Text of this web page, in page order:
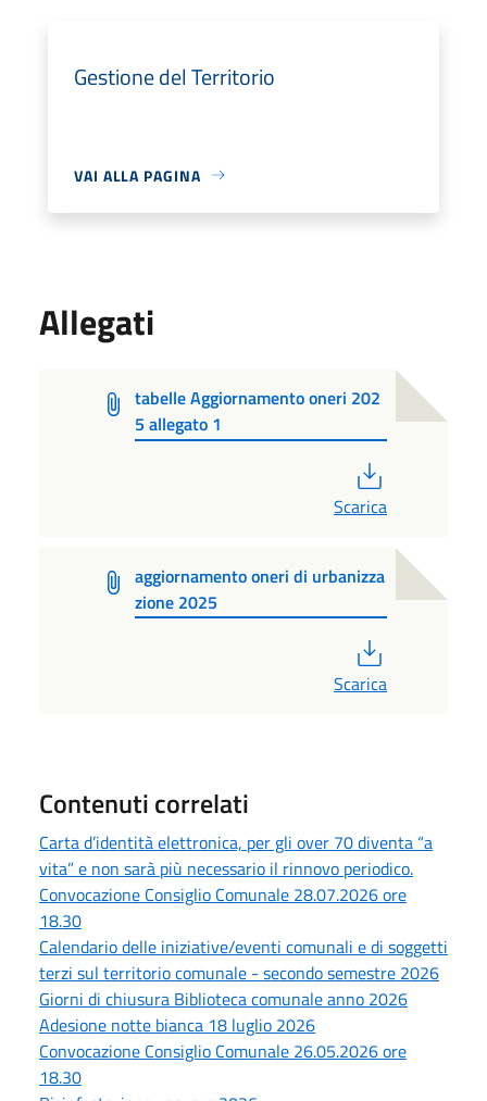
Gestione del Territorio
VAI ALLA PAGINA
Allegati
tabelle Aggiornamento oneri 202
5 allegato 1
Scarica
aggiornamento oneri di urbanizza
zione 2025
Scarica
Contenuti correlati
Carta d’identità elettronica, per gli over 70 diventa “a
vita” e non sarà più necessario il rinnovo periodico.
Convocazione Consiglio Comunale 28.07.2026 ore
18.30
Calendario delle iniziative/eventi comunali e di soggetti
terzi sul territorio comunale - secondo semestre 2026
Giorni di chiusura Biblioteca comunale anno 2026
Adesione notte bianca 18 luglio 2026
Convocazione Consiglio Comunale 26.05.2026 ore
18.30